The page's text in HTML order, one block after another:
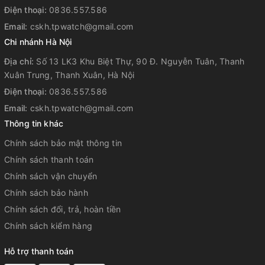
Đồng hồ đếm ngược Đơn vị đo: 1 giây Khoảng đếm ngược:
60 phút Khoảng cài đặt thời gian bắt đầu đếm ngược: 1 giây
đến 60 phút (khoảng tăng 1 giây, khoảng tăng 1 phút)
Báo thức/tín hiệu thời gian hàng giờ
Tín hiệu thời gian hàng giờ
Đèn chiếu sáng
sáng cực mạnh, thời lượng chiếu sáng có thể chọn (1,5 giây
hoặc 3 giây), phát sáng sau) Đèn nền LED dành cho màn
hình số (Đèn chiếu sáng cực mạnh, thời lượng chiếu sáng có
thể chọn (1,5 giây hoặc 3 giây), phát sáng sau)
Màu đèn
LED:Trắng
Điện thoại: 0836.557.586
Email: cskh.tpwatch@gmail.com
Chi nhánh Hà Nội
Địa chỉ: Số 13 LK3 Khu Biệt Thự, 90 Đ. Nguyễn Tuân, Thanh
Xuân Trung, Thanh Xuân, Hà Nội
Điện thoại: 0836.557.586
Email: cskh.tpwatch@gmail.com
Thông tin khác
Chính sách bảo mật thông tin
Chính sách thanh toán
Chính sách vận chuyển
Chính sách bảo hành
Chính sách đổi, trả, hoàn tiền
Chính sách kiểm hàng
Hỗ trợ thanh toán